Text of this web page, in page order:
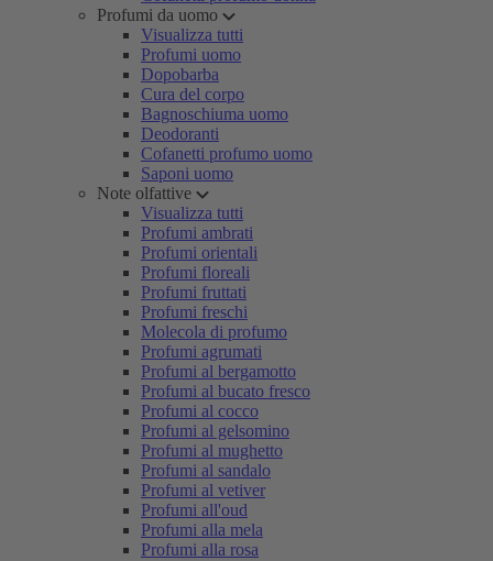
Profumi da uomo
Visualizza tutti
Profumi uomo
Dopobarba
Cura del corpo
Bagnoschiuma uomo
Deodoranti
Cofanetti profumo uomo
Saponi uomo
Note olfattive
Visualizza tutti
Profumi ambrati
Profumi orientali
Profumi floreali
Profumi fruttati
Profumi freschi
Molecola di profumo
Profumi agrumati
Profumi al bergamotto
Profumi al bucato fresco
Profumi al cocco
Profumi al gelsomino
Profumi al mughetto
Profumi al sandalo
Profumi al vetiver
Profumi all'oud
Profumi alla mela
Profumi alla rosa